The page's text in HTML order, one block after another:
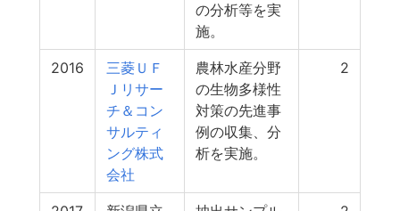
の分析等を実
施。
2016
三菱ＵＦ
Ｊリサー
チ＆コン
サルティ
ング株式
会社
農林水産分野
の生物多様性
対策の先進事
例の収集、分
析を実施。
2